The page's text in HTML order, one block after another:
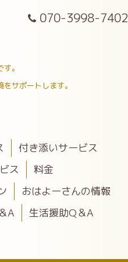
070-3998-7402
。
サポートします。
付き添いサービス
ス
料金
おはよーさんの情報
A
生活援助Q＆A